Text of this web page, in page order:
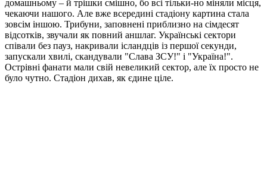
домашньому – й трішки смішно, бо всі тільки-но міняли місця,
чекаючи нашого. Але вже всередині стадіону картина стала
зовсім іншою. Трибуни, заповнені приблизно на сімдесят
відсотків, звучали як повний аншлаг. Українські сектори
співали без пауз, накривали ісландців із першої секунди,
запускали хвилі, скандували "Слава ЗСУ!" і "Україна!".
Острівні фанати мали свій невеликий сектор, але їх просто не
було чутно. Стадіон дихав, як єдине ціле.